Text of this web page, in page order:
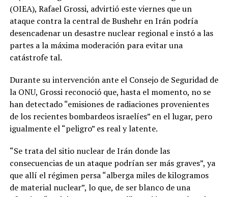
(OIEA), Rafael Grossi, advirtió este viernes que un
ataque contra la central de Bushehr en Irán podría
desencadenar un desastre nuclear regional e instó a las
partes a la máxima moderación para evitar una
catástrofe tal.
Durante su intervención ante el Consejo de Seguridad de
la ONU, Grossi reconoció que, hasta el momento, no se
han detectado “emisiones de radiaciones provenientes
de los recientes bombardeos israelíes” en el lugar, pero
igualmente el “peligro” es real y latente.
“Se trata del sitio nuclear de Irán donde las
consecuencias de un ataque podrían ser más graves”, ya
que allí el régimen persa “alberga miles de kilogramos
de material nuclear”, lo que, de ser blanco de una